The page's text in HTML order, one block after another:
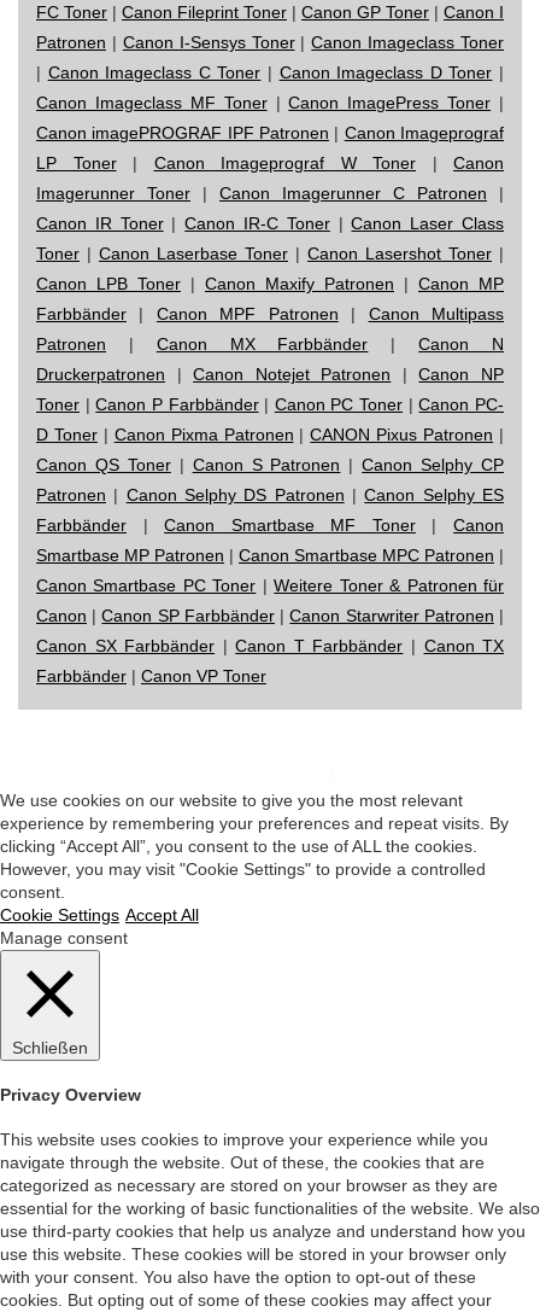
FC Toner | Canon Fileprint Toner | Canon GP Toner | Canon I
Patronen | Canon I-Sensys Toner|Canon Imageclass Toner
| Canon Imageclass C Toner | Canon Imageclass D Toner |
Canon Imageclass MF Toner|Canon ImagePress Toner |
Canon imagePROGRAF IPF Patronen | Canon Imageprograf
LP Toner| Canon Imageprograf W Toner | Canon
Imagerunner Toner | Canon Imagerunner C Patronen |
Canon IR Toner|Canon IR-C Toner|Canon Laser Class
Toner | Canon Laserbase Toner | Canon Lasershot Toner |
Canon LPB Toner | Canon Maxify Patronen | Canon MP
Farbbänder | Canon MPF Patronen | Canon Multipass
Patronen | Canon MX Farbbänder |Canon N
Druckerpatronen |Canon Notejet Patronen |Canon NP
Toner |Canon P Farbbänder| Canon PC Toner |Canon PC-
D Toner| Canon Pixma Patronen |CANON Pixus Patronen |
Canon QS Toner| Canon S Patronen |Canon Selphy CP
Patronen | Canon Selphy DS Patronen |Canon Selphy ES
Farbbänder |Canon Smartbase MF Toner|Canon
Smartbase MP Patronen | Canon Smartbase MPC Patronen |
Canon Smartbase PC Toner |Weitere Toner & Patronen für
Canon |Canon SP Farbbänder|Canon Starwriter Patronen |
Canon SX Farbbänder |Canon T Farbbänder | Canon TX
Farbbänder | Canon VP Toner
We use cookies on our website to give you the most relevant
experience by remembering your preferences and repeat visits. By
clicking “Accept All”, you consent to the use of ALL the cookies.
However, you may visit "Cookie Settings" to provide a controlled
consent.
Cookie Settings Accept All
Manage consent
Schließen
Privacy Overview
This website uses cookies to improve your experience while you
navigate through the website. Out of these, the cookies that are
categorized as necessary are stored on your browser as they are
essential for the working of basic functionalities of the website. We also
use third-party cookies that help us analyze and understand how you
use this website. These cookies will be stored in your browser only
with your consent. You also have the option to opt-out of these
cookies. But opting out of some of these cookies may affect your